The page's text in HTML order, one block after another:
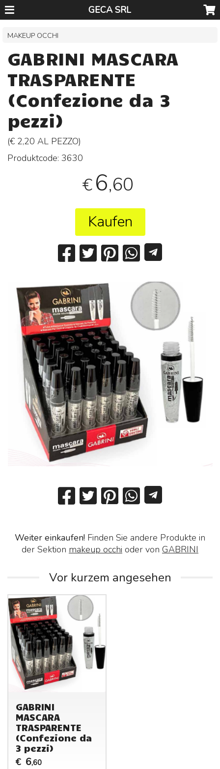
GECA SRL
MAKEUP OCCHI
GABRINI MASCARA
TRASPARENTE
(Confezione da 3
pezzi)
(€ 2,20 AL PEZZO)
Produktcode:3630
€6,60
Kaufen
Weiter einkaufen! Finden Sie andere Produkte in
der Sektion makeup occhi oder von GABRINI
Vor kurzem angesehen
GABRINI
MASCARA
TRASPARENTE
(Confezione da
3 pezzi)
€ 6,60